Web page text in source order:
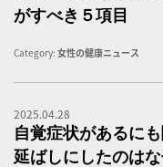
がすべき５項目
Category: 女性の健康ニュース
2025.04.28
自覚症状があるに
延ばしにしたのは